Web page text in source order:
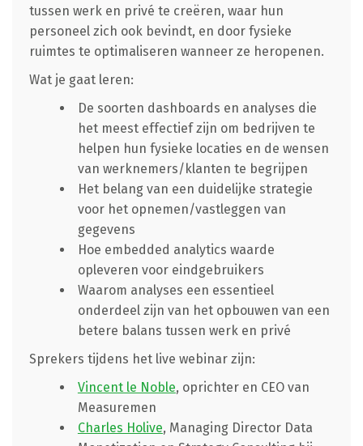
tussen werk en privé te creëren, waar hun
personeel zich ook bevindt, en door fysieke
ruimtes te optimaliseren wanneer ze heropenen.
Wat je gaat leren:
De soorten dashboards en analyses die
het meest effectief zijn om bedrijven te
helpen hun fysieke locaties en de wensen
van werknemers/klanten te begrijpen
Het belang van een duidelijke strategie
voor het opnemen/vastleggen van
gegevens
Hoe embedded analytics waarde
opleveren voor eindgebruikers
Waarom analyses een essentieel
onderdeel zijn van het opbouwen van een
betere balans tussen werk en privé
Sprekers tijdens het live webinar zijn:
Vincent le Noble, oprichter en CEO van
Measuremen
Charles Holive, Managing Director Data